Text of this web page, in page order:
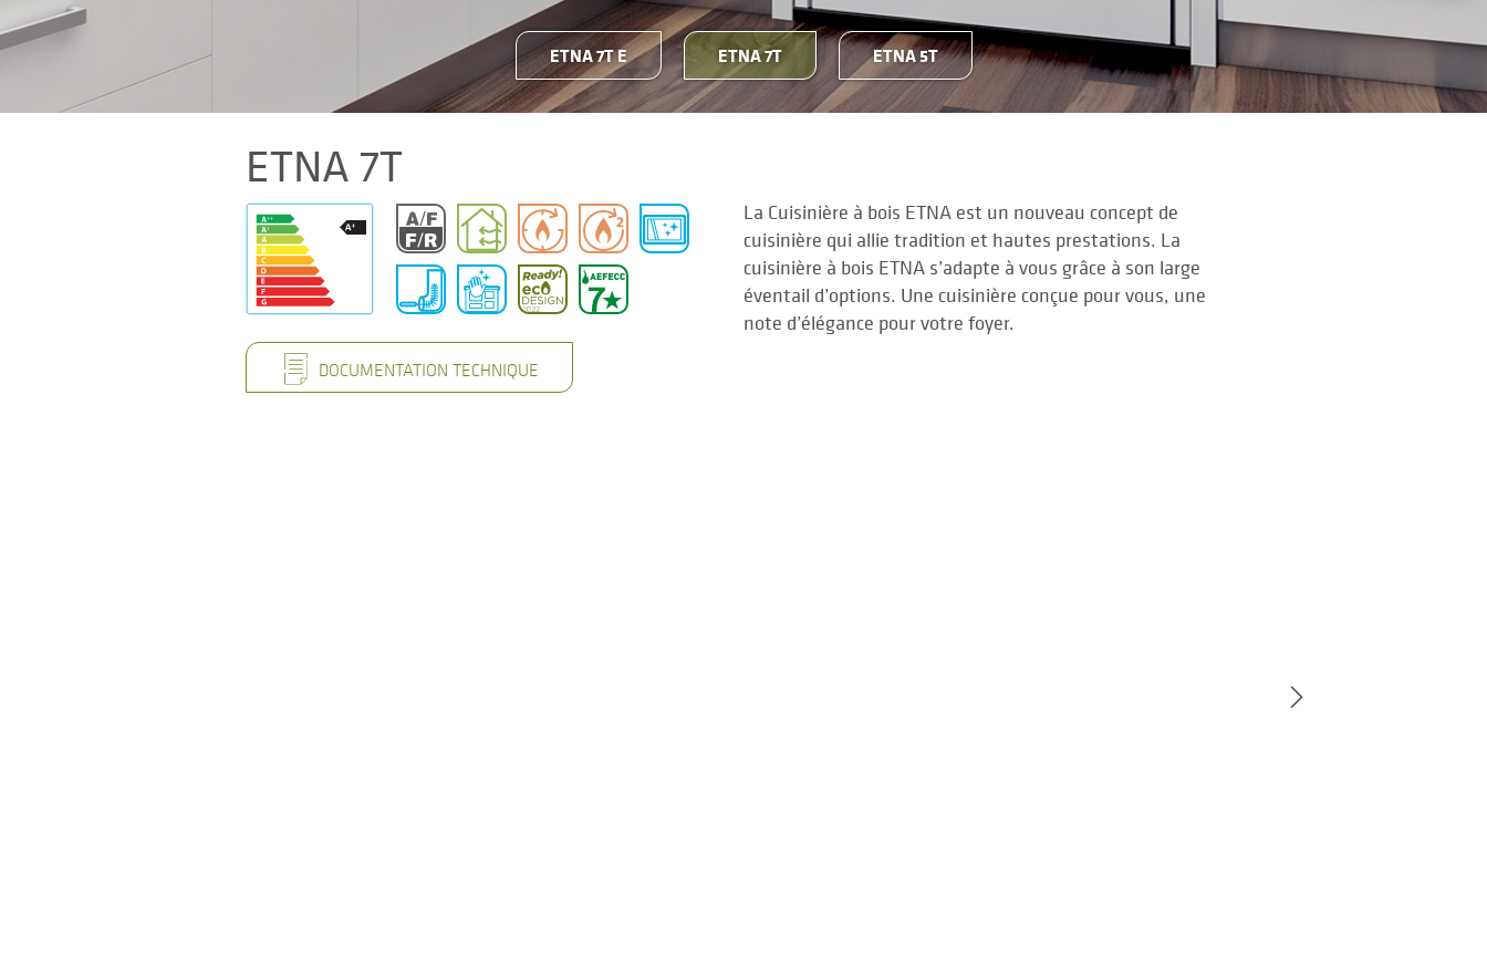
ETNA 7T E ETNA 7T ETNA 5T
ETNA 7T
La Cuisinière à bois ETNA est un nouveau concept de
cuisinière qui allie tradition et hautes prestations. La
cuisinière à bois ETNA s’adapte à vous grâce à son large
éventail d’options. Une cuisinière conçue pour vous, une
note d’élégance pour votre foyer.
DOCUMENTATION TECHNIQUE